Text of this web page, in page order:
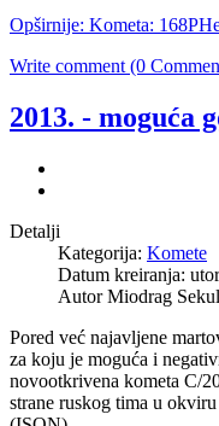
Opširnije: Kometa:
Write comment (0
2013. - moguća
Detalji
Kategorija: Komete
Datum kreiranja:
Autor Miodrag
Pored već najavljene
za koju je moguća i
novootkrivena kometa C/
strane ruskog tima u